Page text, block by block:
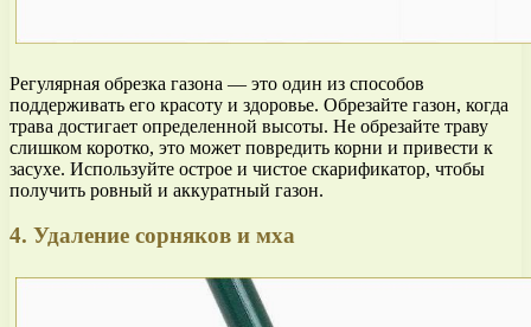
Регулярная обрезка газона — это один из способов
поддерживать его красоту и здоровье. Обрезайте газон, когда
трава достигает определенной высоты. Не обрезайте траву
слишком коротко, это может повредить корни и привести к
засухе. Используйте острое и чистое скарификатор, чтобы
получить ровный и аккуратный газон.
4. Удаление сорняков и мха